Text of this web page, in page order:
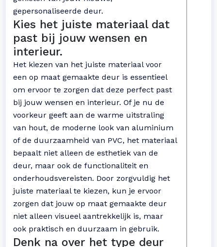
gepersonaliseerde deur.
Kies het juiste materiaal dat
past bij jouw wensen en
interieur.
Het kiezen van het juiste materiaal voor
een op maat gemaakte deur is essentieel
om ervoor te zorgen dat deze perfect past
bij jouw wensen en interieur. Of je nu de
voorkeur geeft aan de warme uitstraling
van hout, de moderne look van aluminium
of de duurzaamheid van PVC, het materiaal
bepaalt niet alleen de esthetiek van de
deur, maar ook de functionaliteit en
onderhoudsvereisten. Door zorgvuldig het
juiste materiaal te kiezen, kun je ervoor
zorgen dat jouw op maat gemaakte deur
niet alleen visueel aantrekkelijk is, maar
ook praktisch en duurzaam in gebruik.
Denk na over het type deur